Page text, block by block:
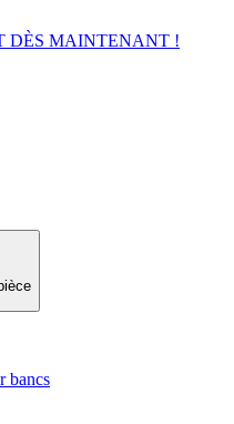
DÈS MAINTENANT !
bancs